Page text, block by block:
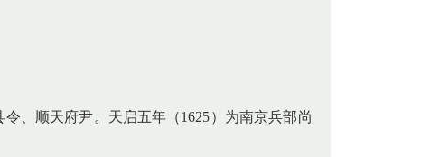
、顺天府尹。天启五年（1625）为南京兵部尚